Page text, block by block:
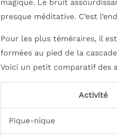
magique. Le bruit
presque méditative. C’est
Pour les plus téméraires, il
formées au pied de la
Voici un petit comparatif des
Activité
Pique-nique